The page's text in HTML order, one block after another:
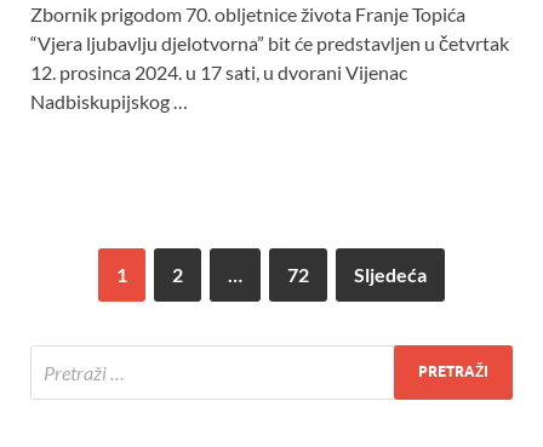
Zbornik prigodom 70. obljetnice života Franje Topića
“Vjera ljubavlju djelotvorna” bit će predstavljen u četvrtak
12. prosinca 2024. u 17 sati, u dvorani Vijenac
Nadbiskupijskog …
1 2 72 Sljedeća